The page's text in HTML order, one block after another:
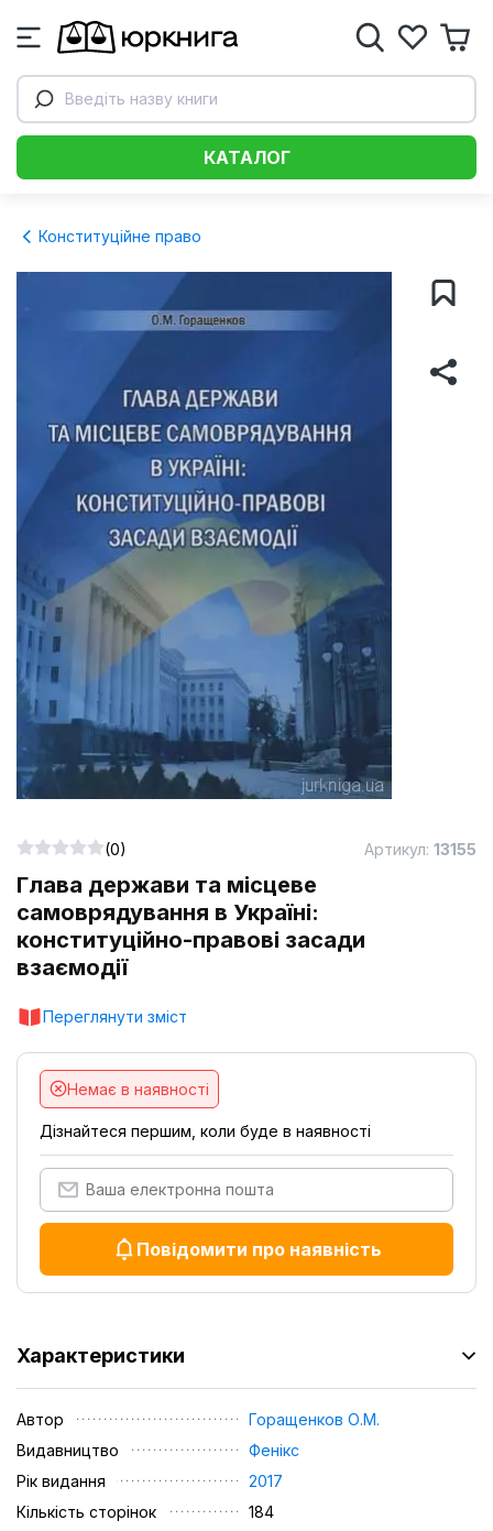
Введіть назву книги
КАТАЛОГ
Конституційне право
Глава держави та місцеве
самоврядування в Україні:
конституційно-правові засади
взаємодії
Переглянути зміст
(0) Артикул: 13155
Немає в наявності
Дізнайтеся першим, коли буде в наявності
Повідомити про наявність
Характеристики
Автор
Горащенков О.М.
Видавництво
Фенікс
Рік видання
2017
Кількість сторінок
184